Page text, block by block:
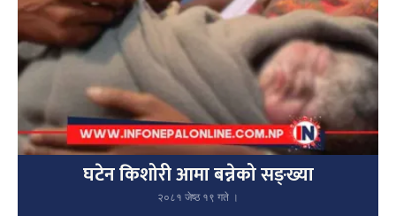
घटेन किशोरी आमा बन्नेको सङ्ख्या
२०८१ जेष्ठ १९ गते ।